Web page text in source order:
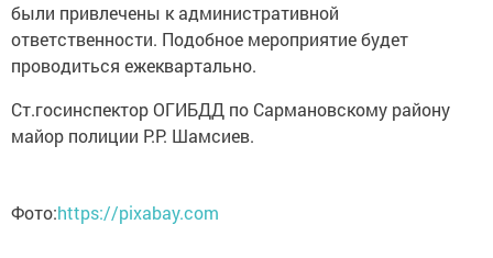
были привлечены к административной
ответственности. Подобное мероприятие будет
проводиться ежеквартально.
Ст.госинспектор ОГИБДД по Сармановскому району
майор полиции Р.Р. Шамсиев.
Фото:https://pixabay.com